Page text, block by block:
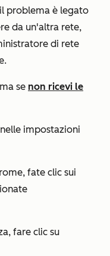
problema è legato
da un'altra rete,
di rete
se non ricevi le
nelle impostazioni
fate clic sui
, fare clic su